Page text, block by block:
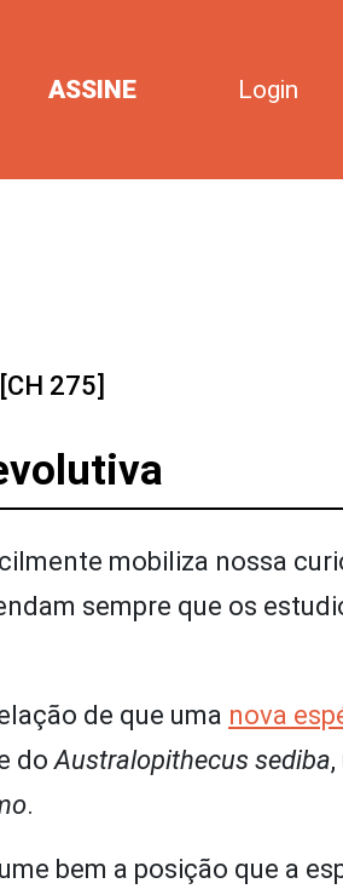
ASSINE Login
[CH 275]
mobiliza nossa
sempre que os
de que uma nova
doAustralopithecus sediba
.
bem a posição que a